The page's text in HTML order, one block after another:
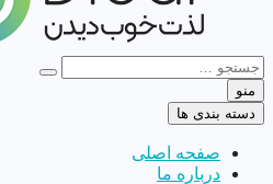
منو
دسته بندی ها
صفحه اصلی
درباره ما